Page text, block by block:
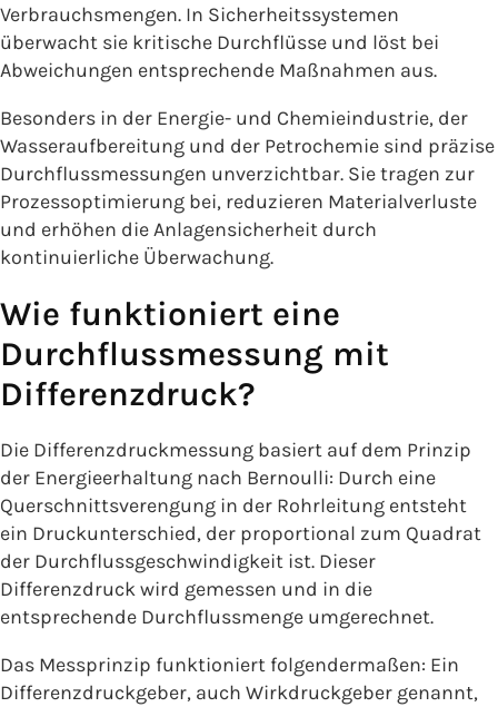
Verbrauchsmengen. In Sicherheitssystemen
überwacht sie kritische Durchflüsse und löst bei
Abweichungen entsprechende Maßnahmen aus.
Besonders in der Energie- und Chemieindustrie, der
Wasseraufbereitung und der Petrochemie sind präzise
Durchflussmessungen unverzichtbar. Sie tragen zur
Prozessoptimierung bei, reduzieren Materialverluste
und erhöhen die Anlagensicherheit durch
kontinuierliche Überwachung.
Wie funktioniert eine
Durchflussmessung mit
Differenzdruck?
Die Differenzdruckmessung basiert auf dem Prinzip
der Energieerhaltung nach Bernoulli: Durch eine
Querschnittsverengung in der Rohrleitung entsteht
ein Druckunterschied, der proportional zum Quadrat
der Durchflussgeschwindigkeit ist. Dieser
Differenzdruck wird gemessen und in die
entsprechende Durchflussmenge umgerechnet.
Das Messprinzip funktioniert folgendermaßen: Ein
Differenzdruckgeber, auch Wirkdruckgeber genannt,